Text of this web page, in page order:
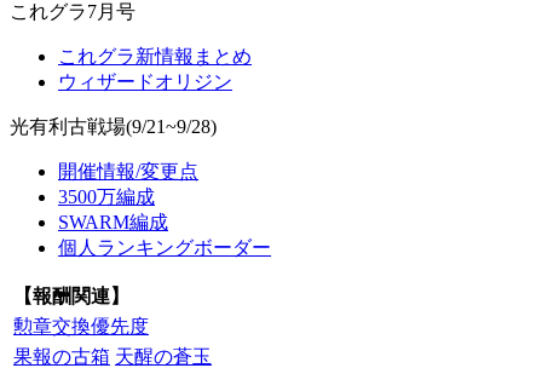
これグラ7月号
これグラ新情報まとめ
ウィザードオリジン
光有利古戦場(9/21~9/28)
開催情報/変更点
3500万編成
SWARM編成
個人ランキングボーダー
【報酬関連】
勲章交換優先度
果報の古箱 天醒の蒼玉